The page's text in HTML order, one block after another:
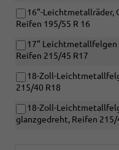
16"-Leichtmetallräder,
Reifen 195/55 R 16
17" Leichtmetallfelgen
Reifen 215/45 R17
18-Zoll-
215/40 R18
18-Zoll-
glanzgedreht, Reifen 215/